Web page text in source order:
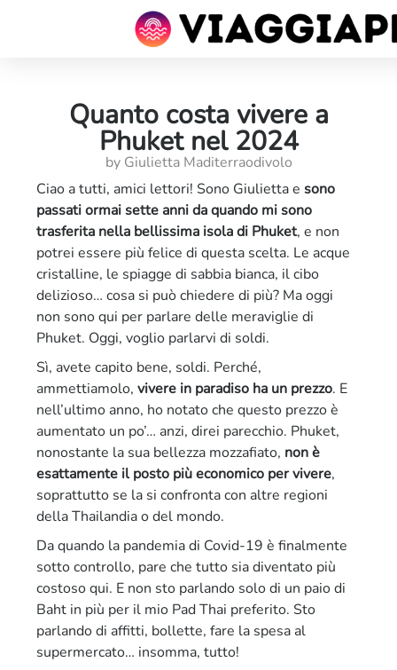
Quanto costa vivere a
Phuket nel 2024
by Giulietta Maditerraodivolo
Ciao a tutti, amici lettori! Sono Giulietta esono
passati ormai sette anni da quando mi sono
trasferita nella bellissima isola di Phuket, e non
potrei essere più felice di questa scelta. Le acque
cristalline, le spiagge di sabbia bianca, il cibo
delizioso… cosa si può chiedere di più? Ma oggi
non sono qui per parlare delle meraviglie di
Phuket. Oggi, voglio parlarvi di soldi.
Sì, avete capito bene, soldi. Perché,
ammettiamolo,vivere in paradiso ha un prezzo. E
nell’ultimo anno, ho notato che questo prezzo è
aumentato un po’… anzi, direi parecchio. Phuket,
nonostante la sua bellezza mozzafiato, non è
esattamente il posto più economico per vivere,
soprattutto se la si confronta con altre regioni
della Thailandia o del mondo.
Da quando la pandemia di Covid-19 è finalmente
sotto controllo, pare che tutto sia diventato più
costoso qui. E non sto parlando solo di un paio di
Baht in più per il mio Pad Thai preferito. Sto
parlando di affitti, bollette, fare la spesa al
supermercato… insomma, tutto!